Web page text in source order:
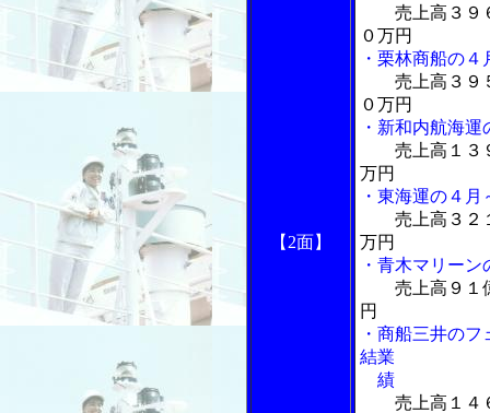
【2面】
売上高３９
０万円
・栗林商船の
売上高３９
０万円
・新和内航海
売上高１３
万円
・東海運の４
売上高３２
万円
・青木マリー
売上高９１
円
・商船三井の
結業
績
売上高１４